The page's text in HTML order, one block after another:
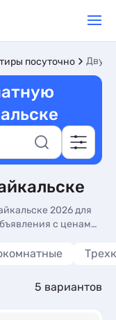
посуточно
2026 для
с ценами,
5 вариантов